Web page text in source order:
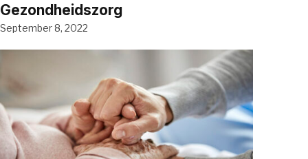
Gezondheidszorg
September 8, 2022